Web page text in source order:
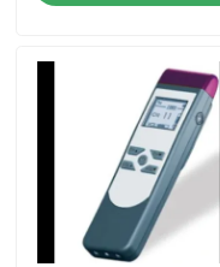
私達について